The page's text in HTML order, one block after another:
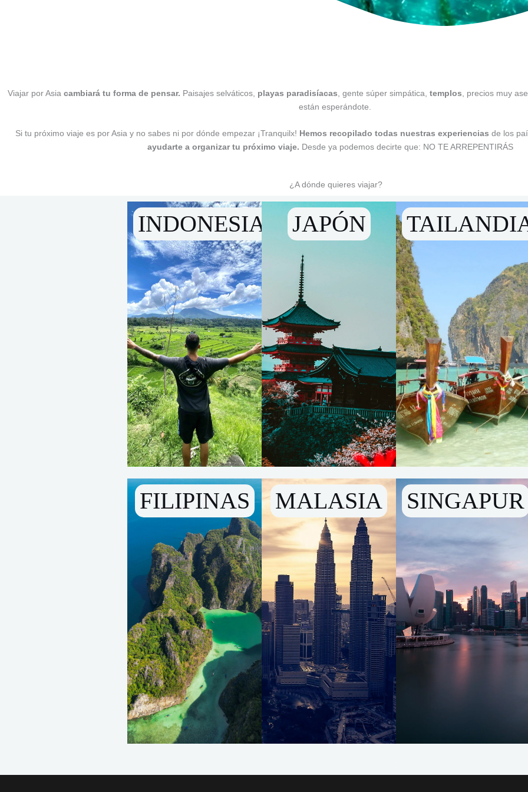
Viajar por Asia cambiará tu forma de pensar. Paisajes selváticos, playas paradisíacas , gente súper simpática, templos , precios muy
están esperándote.
Si tu próximo viaje es por Asia y no sabes ni por dónde empezar ¡Tranquilx! Hemos recopilado todas nuestras experiencias de los
ayudarte a organizar tu próximo viaje. Desde ya podemos decirte que: NO TE ARREPENTIRÁS
¿A dónde quieres viajar?
INDONESIA JAPÓN
FILIPINAS MALASIA SINGAPUR